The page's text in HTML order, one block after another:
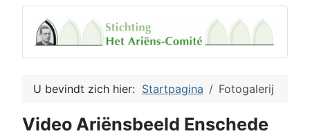
U bevindt zich hier: Startpagina Fotogalerij
Video Ariënsbeeld Enschede